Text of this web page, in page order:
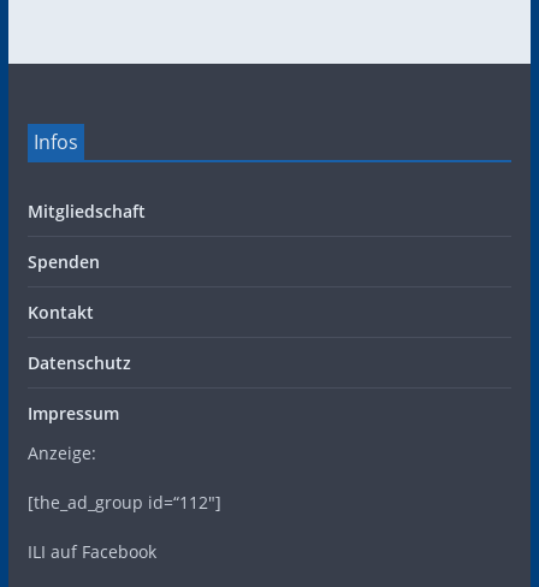
Infos
Mitgliedschaft
Spenden
Kontakt
Datenschutz
Impressum
Anzeige:
[the_ad_group id=“112″]
ILI auf Facebook